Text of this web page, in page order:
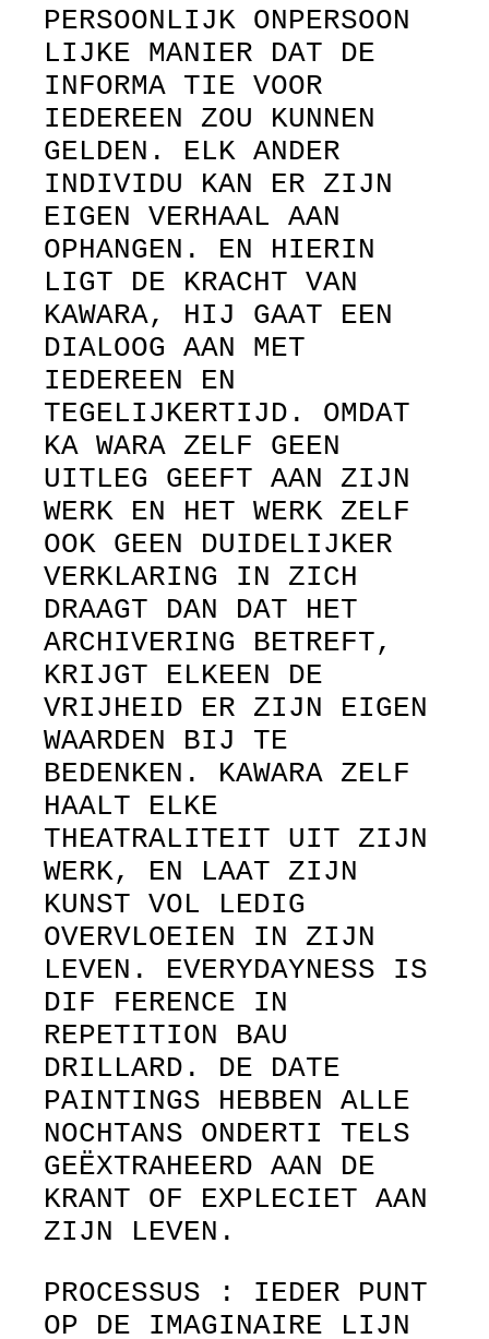
PERSOONLIJK ONPERSOON
LIJKE MANIER DAT DE
INFORMA TIE VOOR
IEDEREEN ZOU KUNNEN
GELDEN. ELK ANDER
INDIVIDU KAN ER ZIJN
EIGEN VERHAAL AAN
OPHANGEN. EN HIERIN
LIGT DE KRACHT VAN
KAWARA, HIJ GAAT EEN
DIALOOG AAN MET
IEDEREEN EN
TEGELIJKERTIJD. OMDAT
KA WARA ZELF GEEN
UITLEG GEEFT AAN ZIJN
WERK EN HET WERK ZELF
OOK GEEN DUIDELIJKER
VERKLARING IN ZICH
DRAAGT DAN DAT HET
ARCHIVERING BETREFT,
KRIJGT ELKEEN DE
VRIJHEID ER ZIJN EIGEN
WAARDEN BIJ TE
BEDENKEN. KAWARA ZELF
HAALT ELKE
THEATRALITEIT UIT ZIJN
WERK, EN LAAT ZIJN
KUNST VOL LEDIG
OVERVLOEIEN IN ZIJN
LEVEN. EVERYDAYNESS IS
DIF FERENCE IN
REPETITION BAU
DRILLARD. DE DATE
PAINTINGS HEBBEN ALLE
NOCHTANS ONDERTI TELS
GEËXTRAHEERD AAN DE
KRANT OF EXPLECIET AAN
ZIJN LEVEN.
PROCESSUS : IEDER PUNT
OP DE IMAGINAIRE LIJN